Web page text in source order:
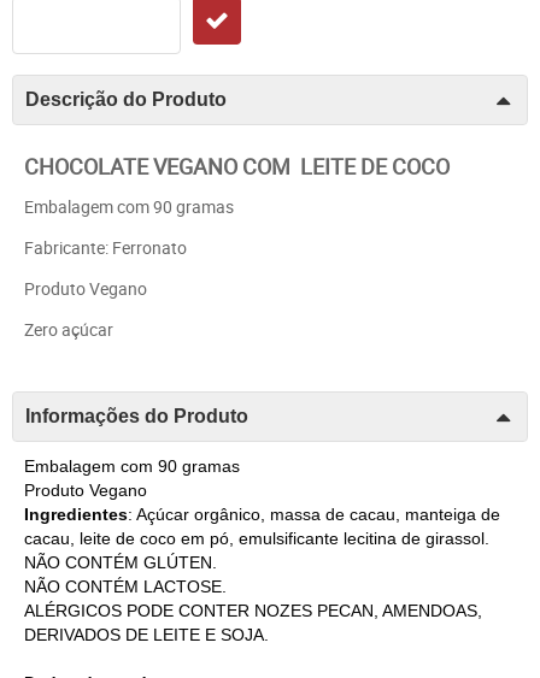
Descrição do Produto
CHOCOLATE VEGANO COM LEITE DE COCO
Embalagem com 90 gramas
Fabricante: Ferronato
Produto Vegano
Zero açúcar
Informações do Produto
Embalagem com 90 gramas
Produto Vegano
Ingredientes: Açúcar orgânico, massa de cacau, manteiga de
cacau, leite de coco em pó, emulsificante lecitina de girassol.
NÃO CONTÉM GLÚTEN.
NÃO CONTÉM LACTOSE.
ALÉRGICOS PODE CONTER NOZES PECAN, AMENDOAS,
DERIVADOS DE LEITE E SOJA.